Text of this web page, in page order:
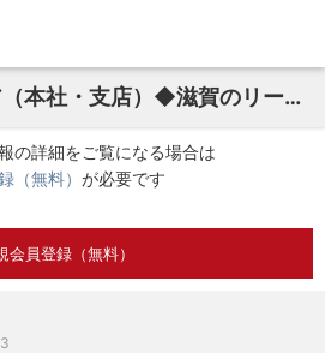
◆営業｜滋賀エリア（本社・支店）◆滋賀のリーディングカンパニーで街づくりを動かす営業
の詳細をご覧になる場合は
（無料） が必要です
会員登録（無料）